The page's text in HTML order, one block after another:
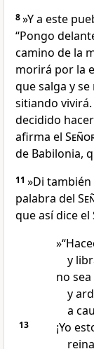
8»Y a este
“Pongo
camino de la
morirá por la
que salga y
sitiando vivirá.
decidido
afirma el
de Babilonia,
11 »Di también
palabra del
que así dice el
y
no
y
a
13
¡Yo